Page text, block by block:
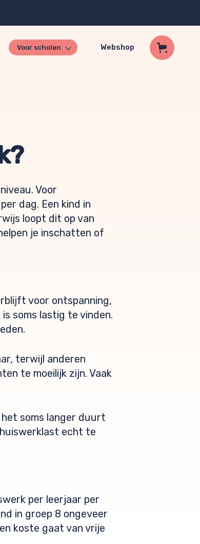
Voor scholen Webshop
Voor
dag. Een kind in
loopt dit op van
je inschatten of
voor ontspanning,
soms lastig te vinden.
terwijl anderen
te moeilijk zijn. Vaak
soms langer duurt
echt te
per leerjaar per
in groep 8 ongeveer
koste gaat van vrije